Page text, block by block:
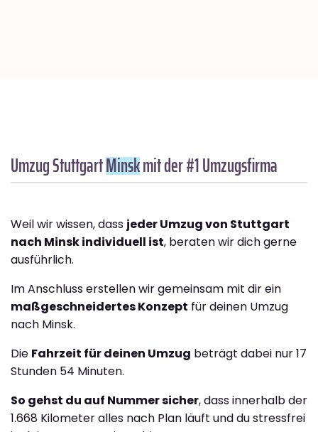
Umzug StuttgartMinskmit der #1 Umzugsfirma
Weil wir wissen, dass jeder Umzug von Stuttgart
nach Minsk individuell ist, beraten wir dich gerne
ausführlich.
Im Anschluss erstellen wir gemeinsam mit dir ein
maßgeschneidertes Konzept für deinen Umzug
nach Minsk.
Die Fahrzeit für deinen Umzug beträgt dabei nur 17
Stunden 54 Minuten.
So gehst du auf Nummer sicher, dass innerhalb der
1.668 Kilometer alles nach Plan läuft und du stressfrei